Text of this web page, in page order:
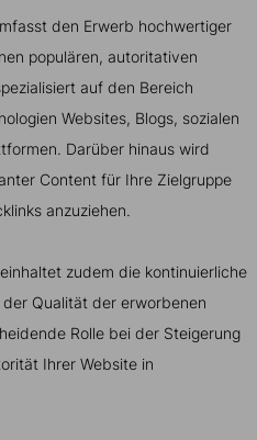
den Erwerb hochwertiger
populären, autoritativen
auf den Bereich
Websites, Blogs, sozialen
Darüber hinaus wird
Content für Ihre Zielgruppe
anzuziehen.
zudem die kontinuierliche
Qualität der erworbenen
Rolle bei der Steigerung
Ihrer Website in